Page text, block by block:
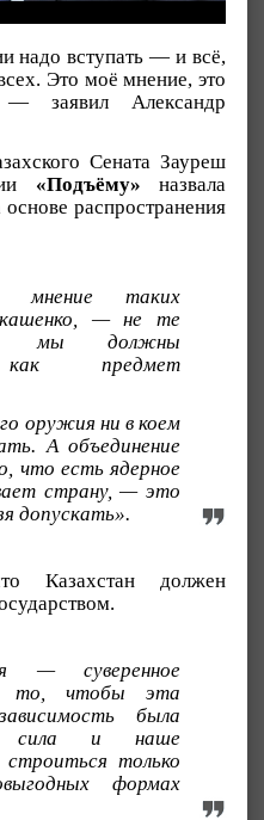
надо вступать — и всё,
Это моё мнение, это
заявил Александр
Сената Зауреш
«Подъёму» назвала
распространения
таких
— не те
мы должны
как предмет
оружия ни в коем
А объединение
что есть ядерное
страну, — это
допускать».
Казахстан должен
— суверенное
то, чтобы эта
была
сила и наше
только
формах